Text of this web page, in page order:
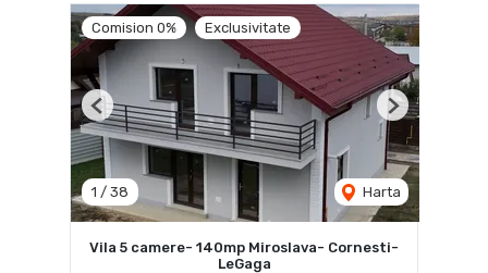
Comision 0% Exclusivitate
1 / 38 Harta
Previous Next
Vila 5 camere- 140mp Miroslava- Cornesti-
LeGaga